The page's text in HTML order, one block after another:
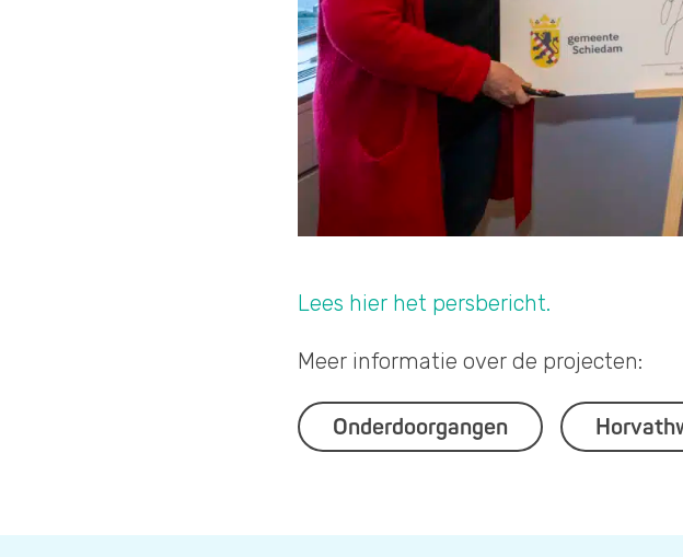
Lees hier het persbericht.
Meer informatie over de projecten:
Onderdoorgangen